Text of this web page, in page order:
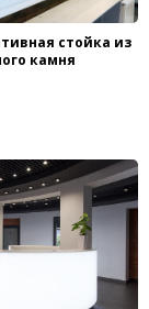
стойка из
камня